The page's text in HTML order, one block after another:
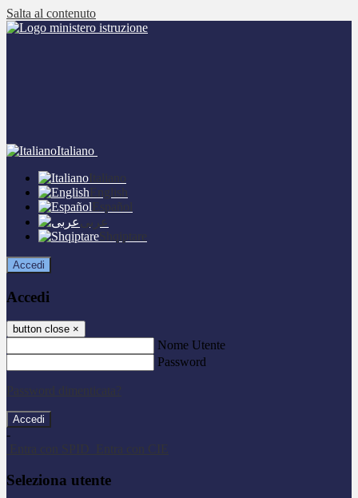
Salta al contenuto
Italiano
Italiano
English
Español
عربى
Shqiptare
Accedi
Accedi
button close ×
Nome Utente
Password
Password dimenticata?
-
Entra con SPID
Entra con CIE
Seleziona utente